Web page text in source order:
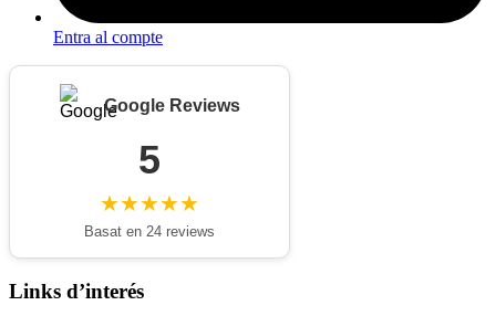
Entra al compte
Google Reviews
5
★★★★★
Basat en 24 reviews
Links d’interés